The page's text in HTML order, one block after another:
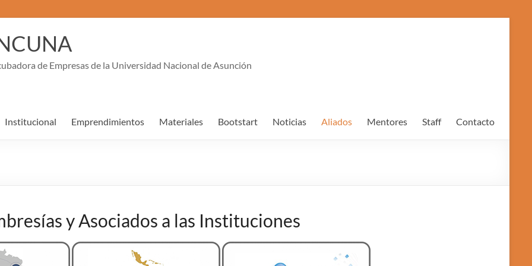
de Empresas de la Universidad Nacional de Asunción
Institucional Emprendimientos Materiales Bootstart Noticias Aliados Mentores Staff Contacto
y Asociados a las Instituciones